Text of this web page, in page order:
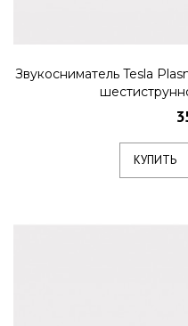
Звукосниматель Tesla
КУПИТЬ